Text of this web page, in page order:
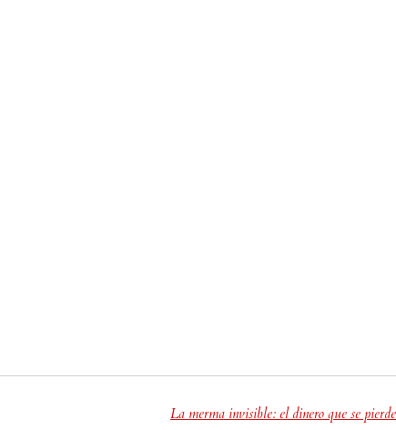
La merma invisible: el dinero que se